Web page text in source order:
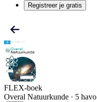
Registreer je gratis
FLEX-boek
Overal Natuurkunde · 5 havo